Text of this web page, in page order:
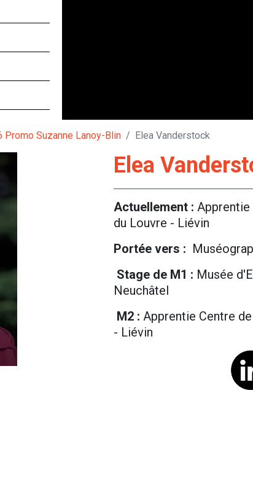
Promo Suzanne Lanoy-Blin Elea Vanderstock
Elea
Actuellement : Apprentie
du Louvre - Liévin
Portée vers :
Stage de M1 : Musée
Neuchâtel
M2 : Apprentie Centre
- Liévin